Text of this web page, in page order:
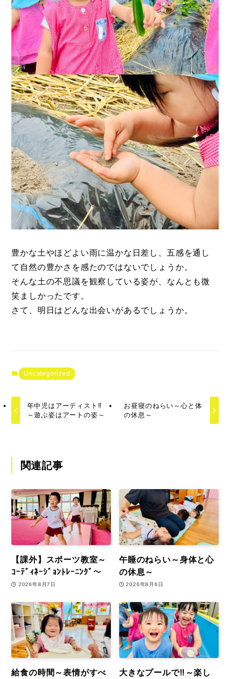
豊かな土やほどよい雨に温かな日差し、五感を通し
て自然の豊かさを感たのではないでしょうか。
そんな土の不思議を観察している姿が、なんとも微
笑ましかったです。
さて、明日はどんな出会いがあるでしょうか。
Uncategorized
年中児はアーティスト‼
～遊ぶ姿はアートの姿～
お昼寝のねらい～心と体
の休息～
関連記事
【課外】スポーツ教室～
ｺｰﾃﾞｨﾈｰｼﾞｮﾝﾄﾚｰﾆﾝｸﾞ～
2026年8月7日
午睡のねらい～身体と心
の休息～
2026年8月6日
給食の時間～表情がすべ
大きなプールで‼～楽し